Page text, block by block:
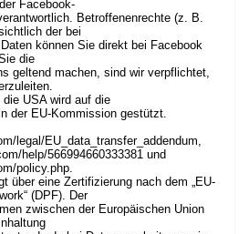
Facebook-
Betroffenenrechte (z. B.
der bei
können Sie direkt bei Facebook
die
geltend machen, sind wir verpflichtet,
die USA wird auf die
der EU-Kommission gestützt.
legal/EU_data_transfer_addendum,
help/566994660333381 und
policy.php.
über eine Zertifizierung nach dem „EU-
(DPF). Der
zwischen der Europäischen Union